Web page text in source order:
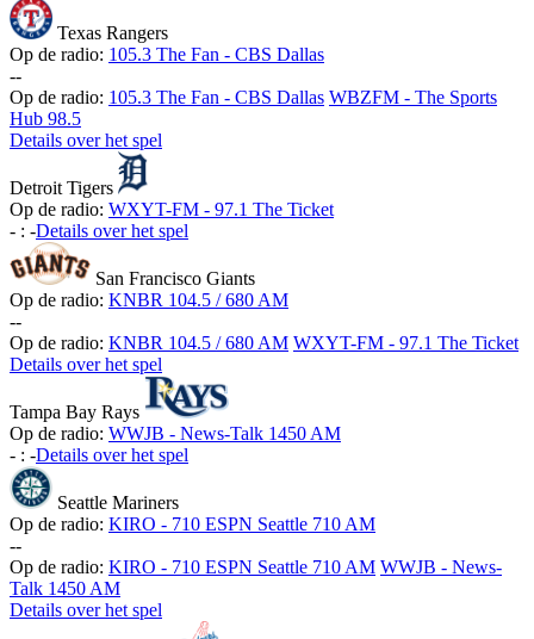
Texas Rangers
Op de radio: 105.3 The Fan - CBS Dallas
--
Op de radio: 105.3 The Fan - CBS Dallas WBZFM - The Sports
Hub 98.5
Details over het spel
Detroit Tigers
Op de radio: WXYT-FM - 97.1 The Ticket
- : -Details over het spel
San Francisco Giants
Op de radio: KNBR 104.5 / 680 AM
--
Op de radio: KNBR 104.5 / 680 AM WXYT-FM - 97.1 The Ticket
Details over het spel
Tampa Bay Rays
Op de radio: WWJB - News-Talk 1450 AM
- : -Details over het spel
Seattle Mariners
Op de radio: KIRO - 710 ESPN Seattle 710 AM
--
Op de radio: KIRO - 710 ESPN Seattle 710 AM WWJB - News-
Talk 1450 AM
Details over het spel